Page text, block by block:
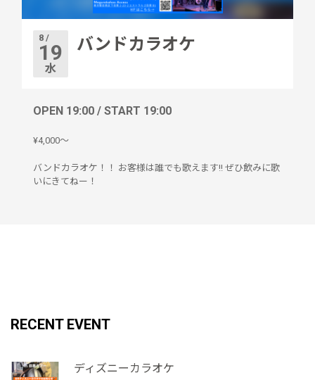
8 /
19
水
バンドカラオケ
OPEN 19:00 / START 19:00
¥4,000〜
バンドカラオケ！！ お客様は誰でも歌えます!! ぜひ飲みに歌
いにきてねー！
RECENT EVENT
ディズニーカラオケ